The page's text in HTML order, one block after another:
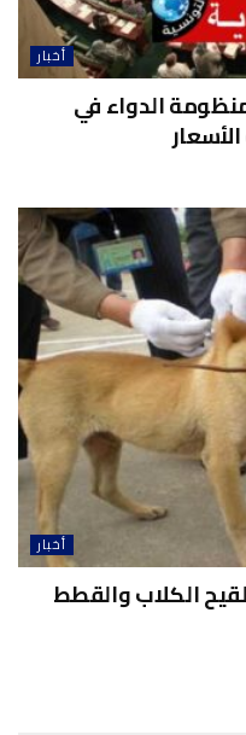
أخبار
الدواء في
أخبار
الكلاب والقطط